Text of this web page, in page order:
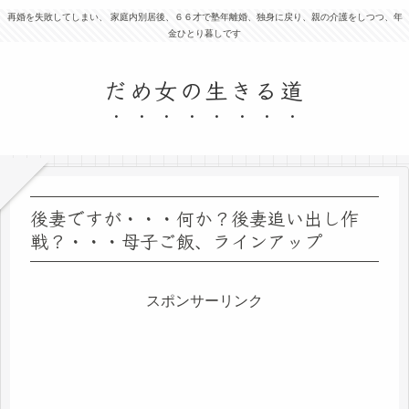
再婚を失敗してしまい、 家庭内別居後、６６才で塾年離婚、独身に戻り、親の介護をしつつ、年
金ひとり暮しです
だめ女の生きる道
後妻ですが・・・何か？後妻追い出し作
戦？・・・母子ご飯、ラインアップ
スポンサーリンク